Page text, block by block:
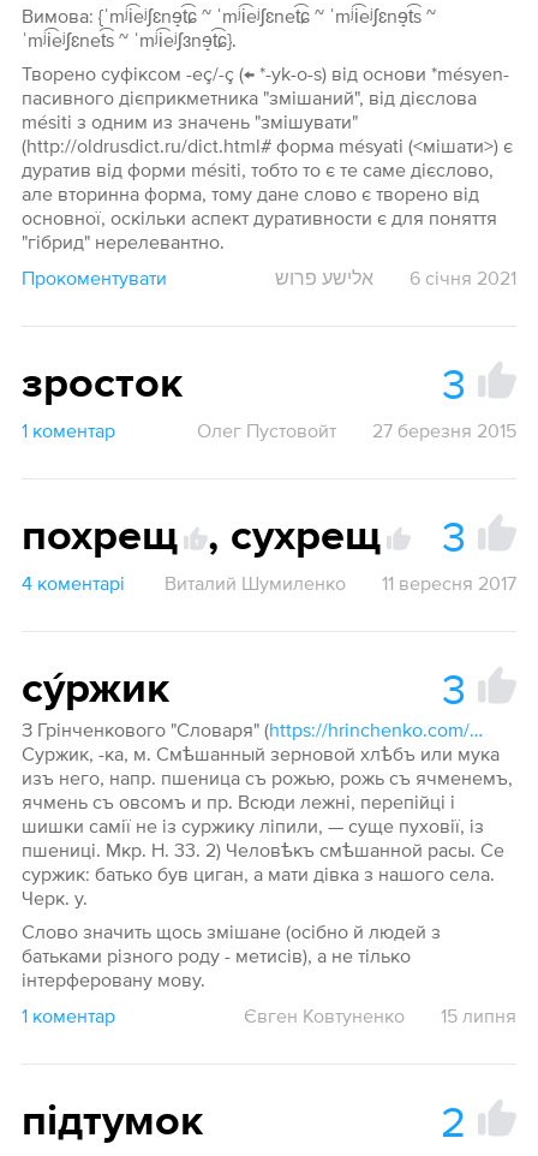
Вимова: {ˈmʲi͡eʲʃɛnɘ̝t͡ɕ ~ ˈmʲi͡eʲʃɛnet͡ɕ ~ ˈmʲi͡eʲʃɛnɘ̝t͡s ~
ˈmʲi͡eʲʃɛnet͡s ~ ˈmʲi͡eʲʃɜnɘ̝t͡ɕ}.
Творено суфіксом -eç/-ç (← *-yk-o-s) від основи *mésyen-
пасивного дієприкметника "змішаний", від дієслова
mésiti з одним из значень "змішувати"
(http://oldrusdict.ru/dict.html# форма mésyati (<мішати>) є
дуратив від форми mésiti, тобто то є те саме дієслово,
але вторинна форма, тому дане слово є творено від
основної, оскільки аспект дуративности є для поняття
"гібрид" нерелевантно.
Прокоментувати
אלישע פרוש 6 січня 2021
зросток 3
1 коментар Олег Пустовойт 27 березня 2015
похрещ , сухрещ 3
4 коментарі Виталий Шумиленко 11 вересня 2017
су́ржик 3
З Грінченкового "Словаря" (
https://hrinchenko.com/dictionary/word/57473-surzik):
Суржик, -ка, м. Смѣшанный зерновой хлѣбъ или мука
изъ него, напр. пшеница съ рожью, рожь съ ячменемъ,
ячмень съ овсомъ и пр. Всюди лежні, перепійці і
шишки самії не із суржику ліпили, — суще пуховії, із
пшениці. Мкр. Н. 33. 2) Человѣкъ смѣшанной расы. Се
суржик: батько був циган, а мати дівка з нашого села.
Черк. у.
Слово значить щось змішане (осібно й людей з
батьками різного роду - метисів), а не тілько
інтерферовану мову.
1 коментар
Євген Ковтуненко 15 липня
підтумок 2